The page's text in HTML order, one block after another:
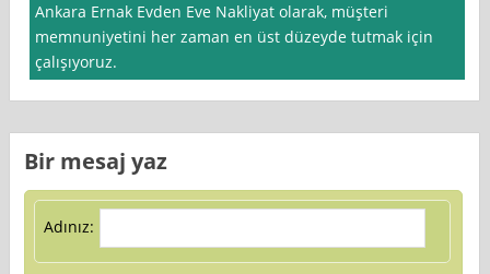
Ankara Ernak Evden Eve Nakliyat olarak, müşteri
memnuniyetini her zaman en üst düzeyde tutmak için
çalışıyoruz.
Bir mesaj yaz
Adınız: